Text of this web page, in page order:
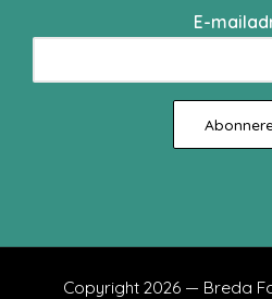
E-
Copyright 2026 — Breda